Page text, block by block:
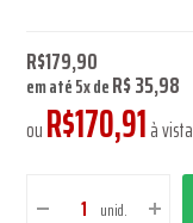
R$179,90
em até5xdeR$ 35,98
ouR$170,91à vista
unid.